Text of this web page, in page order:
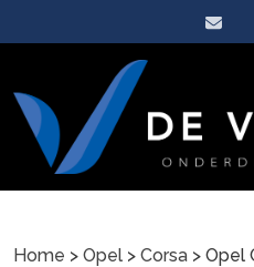
Home > Opel > Corsa > Opel